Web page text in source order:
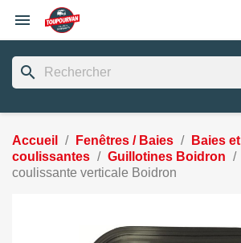

search
Accueil Fenêtres / Baies Baies
coulissantes
Guillotines Boidron
coulissante verticale Boidron